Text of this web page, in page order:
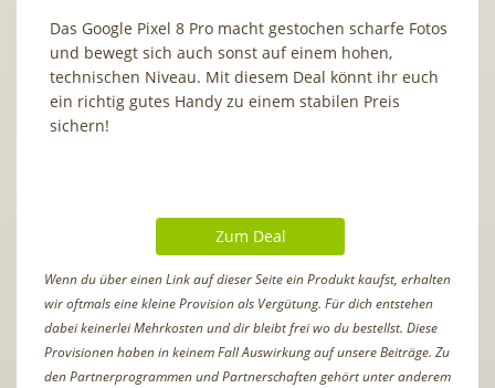
Das Google Pixel 8 Pro macht gestochen scharfe Fotos
und bewegt sich auch sonst auf einem hohen,
technischen Niveau. Mit diesem Deal könnt ihr euch
ein richtig gutes Handy zu einem stabilen Preis
sichern!
Zum Deal
Wenn du über einen Link auf dieser Seite ein Produkt kaufst, erhalten
wir oftmals eine kleine Provision als Vergütung. Für dich entstehen
dabei keinerlei Mehrkosten und dir bleibt frei wo du bestellst. Diese
Provisionen haben in keinem Fall Auswirkung auf unsere Beiträge. Zu
den Partnerprogrammen und Partnerschaften gehört unter anderem